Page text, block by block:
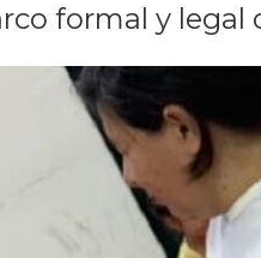
formal y legal